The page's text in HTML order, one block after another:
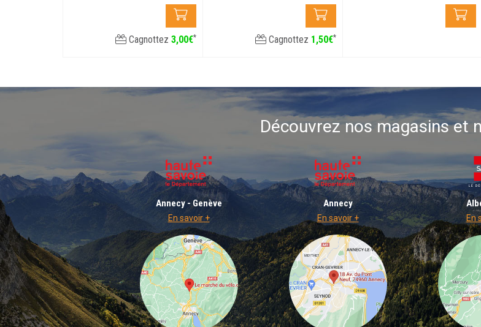
Cagnottez 3,00€* Cagnottez 1,50€*
Découvrez nos magasins et
Annecy - Genève
En savoir +
Annecy
En savoir + En